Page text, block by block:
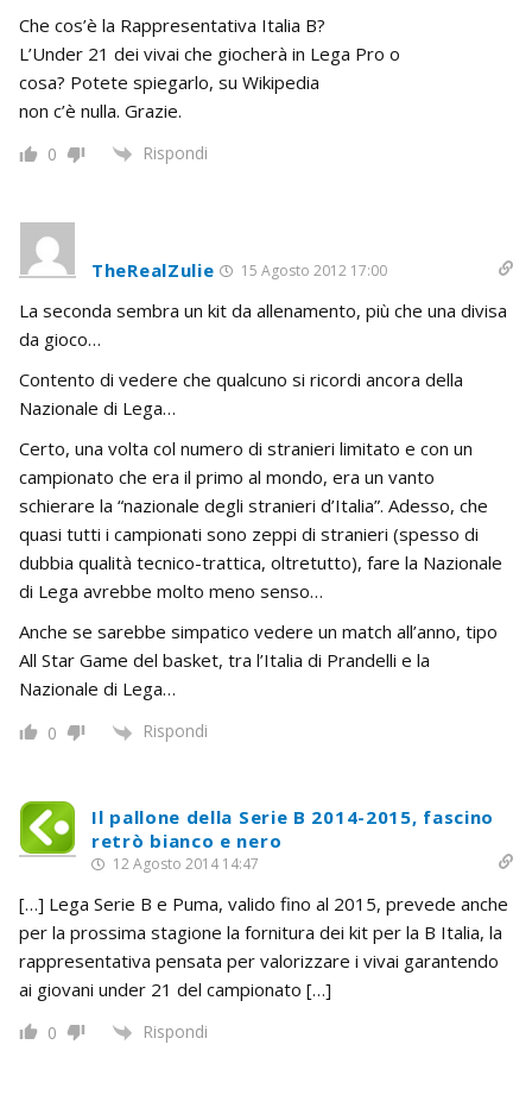
Che cos’è la Rappresentativa Italia B?
L’Under 21 dei vivai che giocherà in Lega Pro o
cosa? Potete spiegarlo, su Wikipedia
non c’è nulla. Grazie.
0 Rispondi
TheRealZulie 15 Agosto 2012 17:00
La seconda sembra un kit da allenamento, più che una divisa
da gioco…
Contento di vedere che qualcuno si ricordi ancora della
Nazionale di Lega…
Certo, una volta col numero di stranieri limitato e con un
campionato che era il primo al mondo, era un vanto
schierare la “nazionale degli stranieri d’Italia”. Adesso, che
quasi tutti i campionati sono zeppi di stranieri (spesso di
dubbia qualità tecnico-trattica, oltretutto), fare la Nazionale
di Lega avrebbe molto meno senso…
Anche se sarebbe simpatico vedere un match all’anno, tipo
All Star Game del basket, tra l’Italia di Prandelli e la
Nazionale di Lega…
0 Rispondi
Il pallone della Serie B 2014-2015, fascino
retrò bianco e nero
12 Agosto 2014 14:47
[…] Lega Serie B e Puma, valido fino al 2015, prevede anche
per la prossima stagione la fornitura dei kit per la B Italia, la
rappresentativa pensata per valorizzare i vivai garantendo
ai giovani under 21 del campionato […]
0 Rispondi